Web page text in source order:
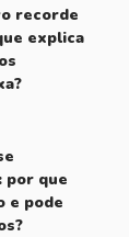
recorde
explica
por que
e pode